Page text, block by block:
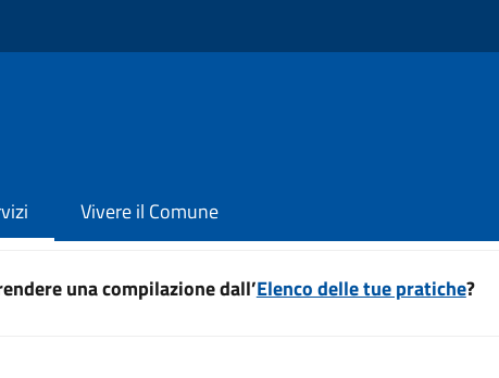
Vivere il Comune
una compilazione dall’Elenco delle tue pratiche?